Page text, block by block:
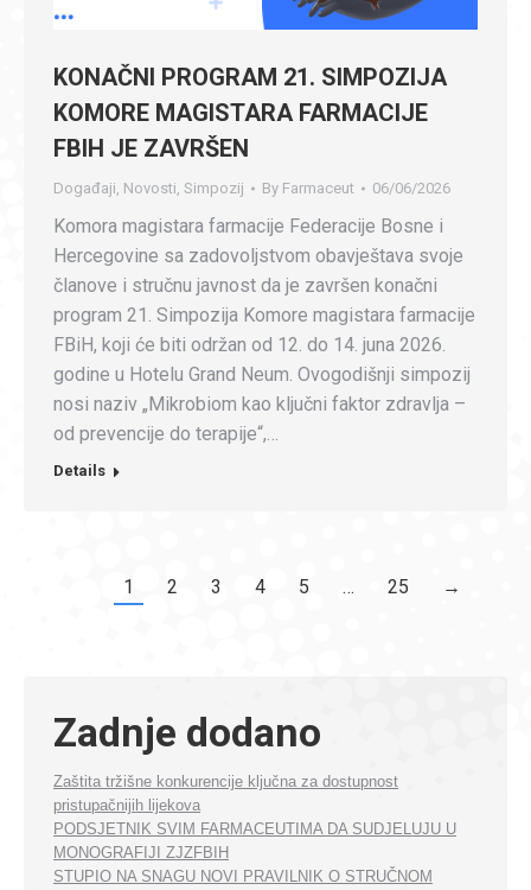
KONAČNI PROGRAM 21. SIMPOZIJA
KOMORE MAGISTARA FARMACIJE
FBIH JE ZAVRŠEN
Događaji, Novosti, Simpozij By Farmaceut 06/06/2026
Komora magistara farmacije Federacije Bosne i
Hercegovine sa zadovoljstvom obavještava svoje
članove i stručnu javnost da je završen konačni
program 21. Simpozija Komore magistara farmacije
FBiH, koji će biti održan od 12. do 14. juna 2026.
godine u Hotelu Grand Neum. Ovogodišnji simpozij
nosi naziv „Mikrobiom kao ključni faktor zdravlja –
od prevencije do terapije“,…
Details
1 2 3 4 5 … 25 →
Zadnje dodano
Zaštita tržišne konkurencije ključna za dostupnost
pristupačnijih lijekova
PODSJETNIK SVIM FARMACEUTIMA DA SUDJELUJU U
MONOGRAFIJI ZJZFBIH
STUPIO NA SNAGU NOVI PRAVILNIK O STRUČNOM